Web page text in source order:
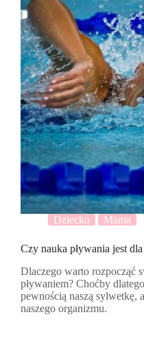
Dziecko Mama
Czy nauka pływania jest
Dlaczego warto rozpocząć
pływaniem? Choćby
pewnością naszą sylwetkę,
naszego organizmu.